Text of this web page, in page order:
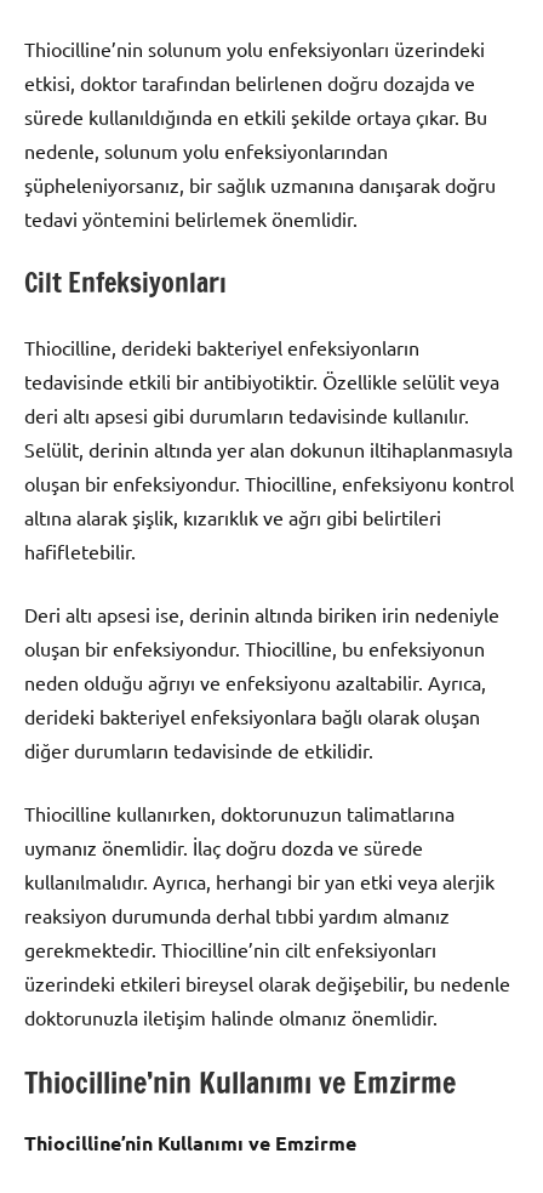
Thiocilline’nin solunum yolu enfeksiyonları üzerindeki
etkisi, doktor tarafından belirlenen doğru dozajda ve
sürede kullanıldığında en etkili şekilde ortaya çıkar. Bu
nedenle, solunum yolu enfeksiyonlarından
şüpheleniyorsanız, bir sağlık uzmanına danışarak doğru
tedavi yöntemini belirlemek önemlidir.
Cilt Enfeksiyonları
Thiocilline, derideki bakteriyel enfeksiyonların
tedavisinde etkili bir antibiyotiktir. Özellikle selülit veya
deri altı apsesi gibi durumların tedavisinde kullanılır.
Selülit, derinin altında yer alan dokunun iltihaplanmasıyla
oluşan bir enfeksiyondur. Thiocilline, enfeksiyonu kontrol
altına alarak şişlik, kızarıklık ve ağrı gibi belirtileri
hafifletebilir.
Deri altı apsesi ise, derinin altında biriken irin nedeniyle
oluşan bir enfeksiyondur. Thiocilline, bu enfeksiyonun
neden olduğu ağrıyı ve enfeksiyonu azaltabilir. Ayrıca,
derideki bakteriyel enfeksiyonlara bağlı olarak oluşan
diğer durumların tedavisinde de etkilidir.
Thiocilline kullanırken, doktorunuzun talimatlarına
uymanız önemlidir. İlaç doğru dozda ve sürede
kullanılmalıdır. Ayrıca, herhangi bir yan etki veya alerjik
reaksiyon durumunda derhal tıbbi yardım almanız
gerekmektedir. Thiocilline’nin cilt enfeksiyonları
üzerindeki etkileri bireysel olarak değişebilir, bu nedenle
doktorunuzla iletişim halinde olmanız önemlidir.
Thiocilline’nin Kullanımı ve Emzirme
Thiocilline’nin Kullanımı ve Emzirme